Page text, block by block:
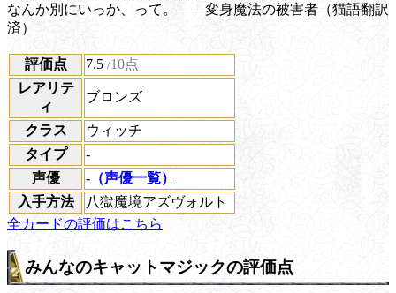
なんか別にいっか、って。――変身魔法の被害者（猫語翻訳
済）
評価点 7.5 /10点
レアリテ
ィ
ブロンズ
クラス
ウィッチ
タイプ
-
声優
- （声優一覧）
入手方法
八獄魔境アズヴォルト
全カードの評価はこちら
みんなのキャットマジックの評価点